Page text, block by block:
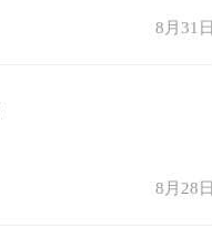
8月31日
8月28日